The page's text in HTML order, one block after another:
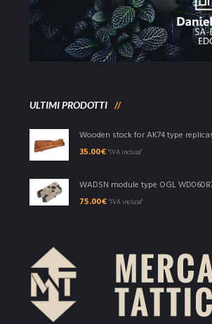
ULTIMI PRODOTTI
Wooden stock for AK74 type
35.00€ "IVA inclusa"
WADSN module type OGL
75.00€ "IVA inclusa"